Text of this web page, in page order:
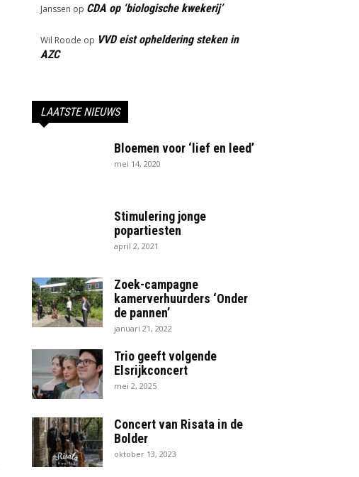
Janssen op CDA op ‘biologische kwekerij’
Wil Roode op VVD eist opheldering steken in
AZC
LAATSTE NIEUWS
Bloemen voor ‘lief en leed’
mei 14, 2020
Stimulering jonge
popartiesten
april 2, 2021
Zoek-campagne
kamerverhuurders ‘Onder
de pannen’
januari 21, 2022
Trio geeft volgende
Elsrijkconcert
mei 2, 2025
Concert van Risata in de
Bolder
oktober 13, 2023